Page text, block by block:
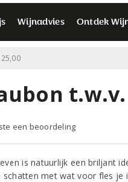
Wijnadvies Ontdek
t.w.v.
een beoordeling
is natuurlijk een briljant
met wat voor fles je